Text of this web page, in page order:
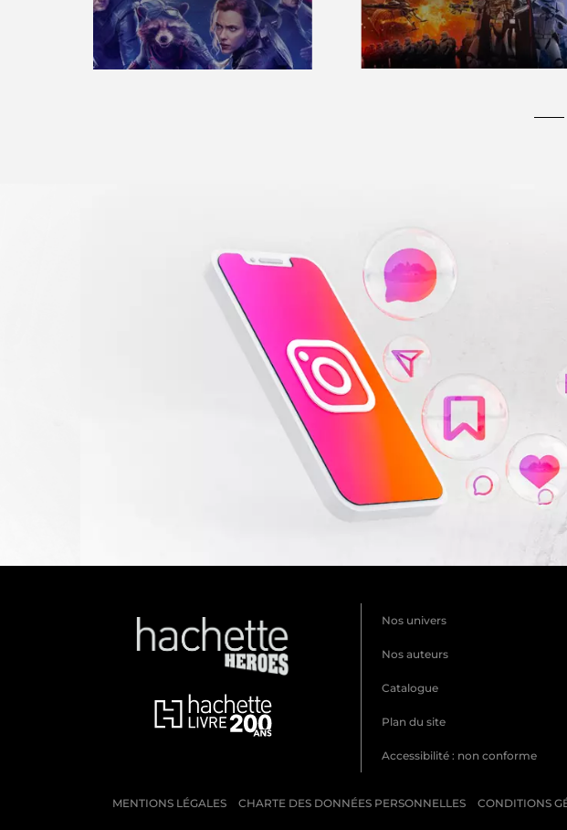
Nos univers
Nos auteurs
Catalogue
Plan du site
Accessibilité : non conforme
MENTIONS LÉGALES CHARTE DES DONNÉES PERSONNELLES CONDITIONS